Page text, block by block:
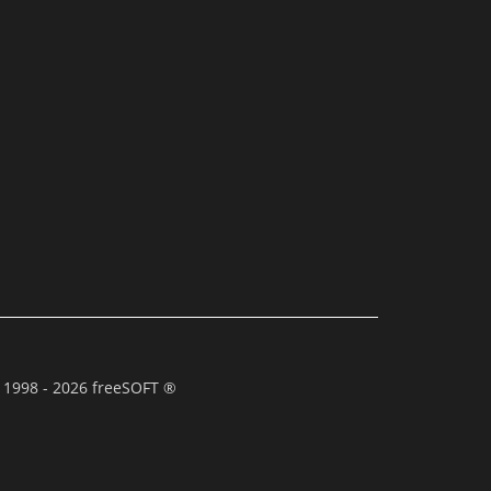
- 2026 freeSOFT ®